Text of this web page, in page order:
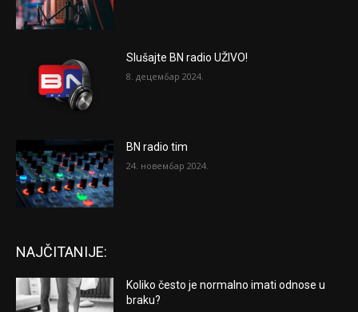
Slušajte BN radio UŽIVO!
8. децембар 2024.
BN radio tim
24. новембар 2024.
NAJČITANIJE:
Koliko često je normalno imati odnose u
braku?